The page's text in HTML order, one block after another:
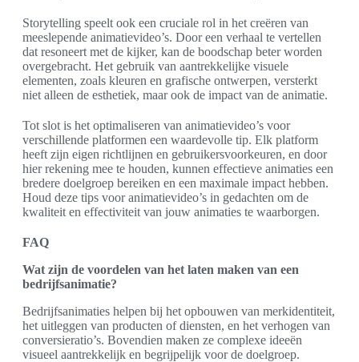
Storytelling speelt ook een cruciale rol in het creëren van
meeslepende animatievideo’s. Door een verhaal te vertellen
dat resoneert met de kijker, kan de boodschap beter worden
overgebracht. Het gebruik van aantrekkelijke visuele
elementen, zoals kleuren en grafische ontwerpen, versterkt
niet alleen de esthetiek, maar ook de impact van de animatie.
Tot slot is het optimaliseren van animatievideo’s voor
verschillende platformen een waardevolle tip. Elk platform
heeft zijn eigen richtlijnen en gebruikersvoorkeuren, en door
hier rekening mee te houden, kunnen effectieve animaties een
bredere doelgroep bereiken en een maximale impact hebben.
Houd deze tips voor animatievideo’s in gedachten om de
kwaliteit en effectiviteit van jouw animaties te waarborgen.
FAQ
Wat zijn de voordelen van het laten maken van een
bedrijfsanimatie?
Bedrijfsanimaties helpen bij het opbouwen van merkidentiteit,
het uitleggen van producten of diensten, en het verhogen van
conversieratio’s. Bovendien maken ze complexe ideeën
visueel aantrekkelijk en begrijpelijk voor de doelgroep.